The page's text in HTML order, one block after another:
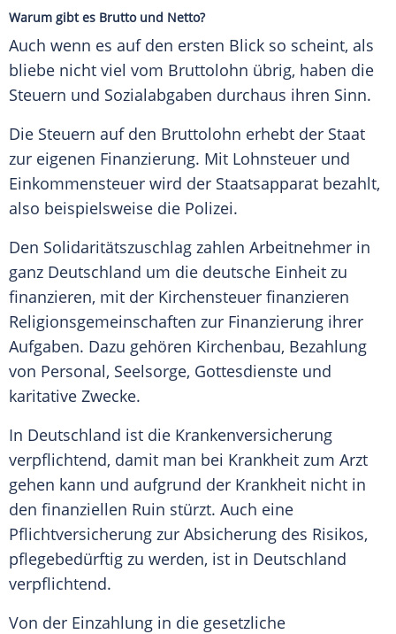
Warum gibt es Brutto und Netto?
Auch wenn es auf den ersten Blick so scheint, als
bliebe nicht viel vom Bruttolohn übrig, haben die
Steuern und Sozialabgaben durchaus ihren Sinn.
Die Steuern auf den Bruttolohn erhebt der Staat
zur eigenen Finanzierung. Mit Lohnsteuer und
Einkommensteuer wird der Staatsapparat bezahlt,
also beispielsweise die Polizei.
Den Solidaritätszuschlag zahlen Arbeitnehmer in
ganz Deutschland um die deutsche Einheit zu
finanzieren, mit der Kirchensteuer finanzieren
Religionsgemeinschaften zur Finanzierung ihrer
Aufgaben. Dazu gehören Kirchenbau, Bezahlung
von Personal, Seelsorge, Gottesdienste und
karitative Zwecke.
In Deutschland ist die Krankenversicherung
verpflichtend, damit man bei Krankheit zum Arzt
gehen kann und aufgrund der Krankheit nicht in
den finanziellen Ruin stürzt. Auch eine
Pflichtversicherung zur Absicherung des Risikos,
pflegebedürftig zu werden, ist in Deutschland
verpflichtend.
Von der Einzahlung in die gesetzliche